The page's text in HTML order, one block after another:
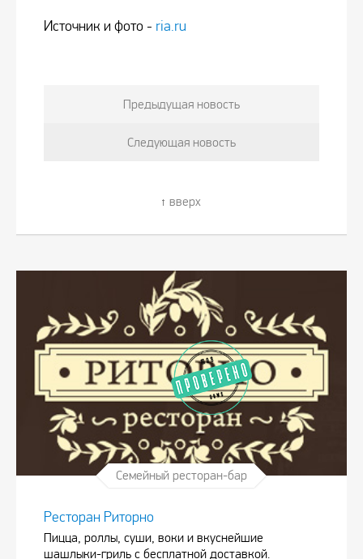
Источник и фото - ria.ru
Предыдущая новость
Следующая новость
вверх
Семейный ресторан-бар
Ресторан Риторно
Пицца, роллы, суши, воки и вкуснейшие
шашлыки-гриль с бесплатной доставкой.